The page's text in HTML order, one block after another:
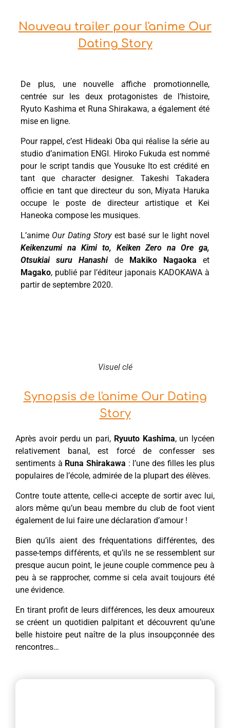
Nouveau trailer pour l'anime Our
Dating Story
De plus, une nouvelle affiche promotionnelle,
centrée sur les deux protagonistes de l’histoire,
Ryuto Kashima et Runa Shirakawa, a également été
mise en ligne.
Pour rappel, c’est Hideaki Oba qui réalise la série au
studio d’animation ENGI. Hiroko Fukuda est nommé
pour le script tandis que Yousuke Ito est crédité en
tant que character designer. Takeshi Takadera
officie en tant que directeur du son, Miyata Haruka
occupe le poste de directeur artistique et Kei
Haneoka compose les musiques.
L’anime Our Dating Storyest basé sur le light novel
Keikenzumi na Kimi to, Keiken Zero na Ore ga,
Otsukiai suru Hanashide Makiko Nagaoka et
Magako, publié par l’éditeur japonais KADOKAWA à
partir de septembre 2020.
Visuel clé
Synopsis de l'anime Our Dating
Story
Après avoir perdu un pari, Ryuuto Kashima, un lycéen
relativement banal, est forcé de confesser ses
sentiments à Runa Shirakawa : l’une des filles les plus
populaires de l’école, admirée de la plupart des élèves.
Contre toute attente, celle-ci accepte de sortir avec lui,
alors même qu’un beau membre du club de foot vient
également de lui faire une déclaration d’amour !
Bien qu’ils aient des fréquentations différentes, des
passe-temps différents, et qu’ils ne se ressemblent sur
presque aucun point, le jeune couple commence peu à
peu à se rapprocher, comme si cela avait toujours été
une évidence.
En tirant profit de leurs différences, les deux amoureux
se créent un quotidien palpitant et découvrent qu’une
belle histoire peut naître de la plus insoupçonnée des
rencontres…